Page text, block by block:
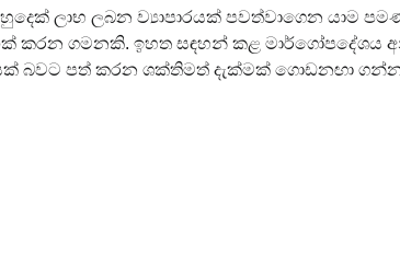
ලාභ ලබන ව්‍යාපාරයක් පවත්වාගෙන යාම
ගමනකි. ඉහත සඳහන් කළ මාර්ගෝපදේශය
බවට පත් කරන ශක්තිමත් දැක්මක් ගොඩනඟා